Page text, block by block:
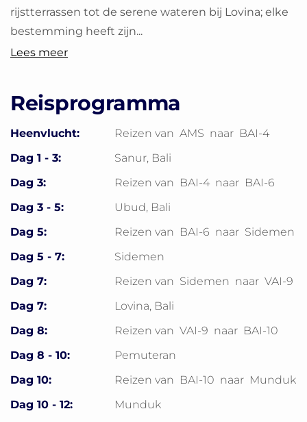
rijstterrassen tot de serene wateren bij Lovina; elke
bestemming heeft zijn...
Lees meer
Reisprogramma
Heenvlucht: Reizen van AMS naar BAI-4
Dag 1 - 3:
Sanur, Bali
Dag 3:
Reizen van BAI-4 naar BAI-6
Dag 3 - 5:
Ubud, Bali
Dag 5:
Reizen van BAI-6 naar Sidemen
Dag 5 - 7:
Sidemen
Dag 7:
Reizen van Sidemen naar VAI-9
Dag 7:
Lovina, Bali
Dag 8:
Reizen van VAI-9 naar BAI-10
Dag 8 - 10:
Pemuteran
Dag 10:
Reizen van BAI-10 naar Munduk
Dag 10 - 12:
Munduk